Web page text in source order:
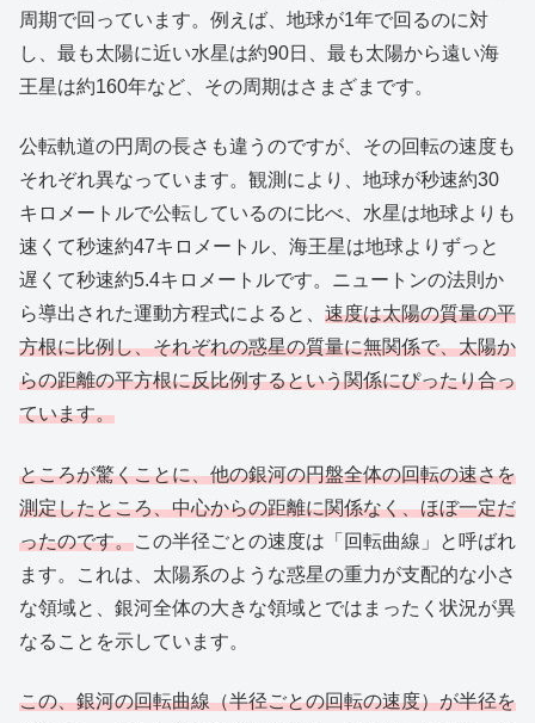
周期で回っています。例えば、地球が1年で回るのに対
し、最も太陽に近い水星は約90日、最も太陽から遠い海
王星は約160年など、その周期はさまざまです。
公転軌道の円周の長さも違うのですが、その回転の速度も
それぞれ異なっています。観測により、地球が秒速約30
キロメートルで公転しているのに比べ、水星は地球よりも
速くて秒速約47キロメートル、海王星は地球よりずっと
遅くて秒速約5.4キロメートルです。ニュートンの法則か
ら導出された運動方程式によると、 速度は太陽の質量の平
方根に比例し、それぞれの惑星の質量に無関係で、太陽か
らの距離の平方根に反比例するという関係にぴったり合っ
ています。
ところが驚くことに、他の銀河の円盤全体の回転の速さを
測定したところ、中心からの距離に関係なく、ほぼ一定だ
ったのです。この半径ごとの速度は「回転曲線」と呼ばれ
ます。これは、太陽系のような惑星の重力が支配的な小さ
な領域と、銀河全体の大きな領域とではまったく状況が異
なることを示しています。
この、銀河の回転曲線（半径ごとの回転の速度）が半径を